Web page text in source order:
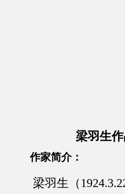
梁羽生
作家简介：
梁羽生（